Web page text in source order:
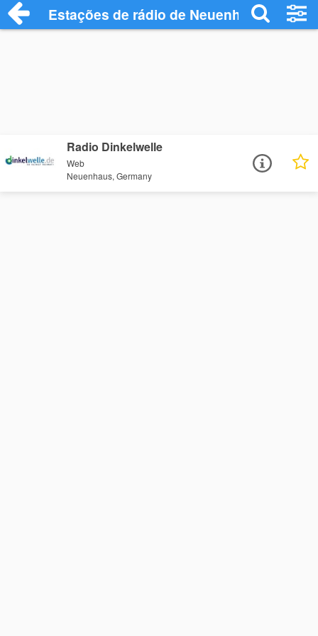
Estações de rádio de Neuenhaus - Ouça
Radio Dinkelwelle
Web
Neuenhaus, Germany